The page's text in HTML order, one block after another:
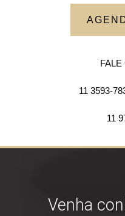
11 3593-
11
Venha